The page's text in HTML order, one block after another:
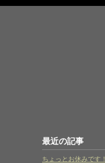
最近の記事
ちょっとお休みです！